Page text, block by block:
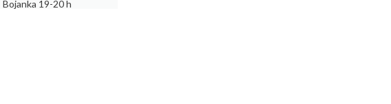
Bojanka 19-20 h